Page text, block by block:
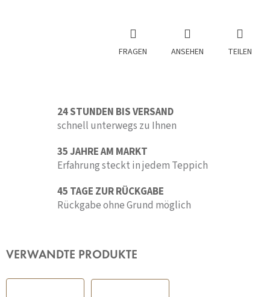
FRAGEN ANSEHEN TEILEN
24 STUNDEN BIS VERSAND
schnell unterwegs zu Ihnen
35 JAHRE AM MARKT
Erfahrung steckt in jedem Teppich
45 TAGE ZUR RÜCKGABE
Rückgabe ohne Grund möglich
VERWANDTE PRODUKTE